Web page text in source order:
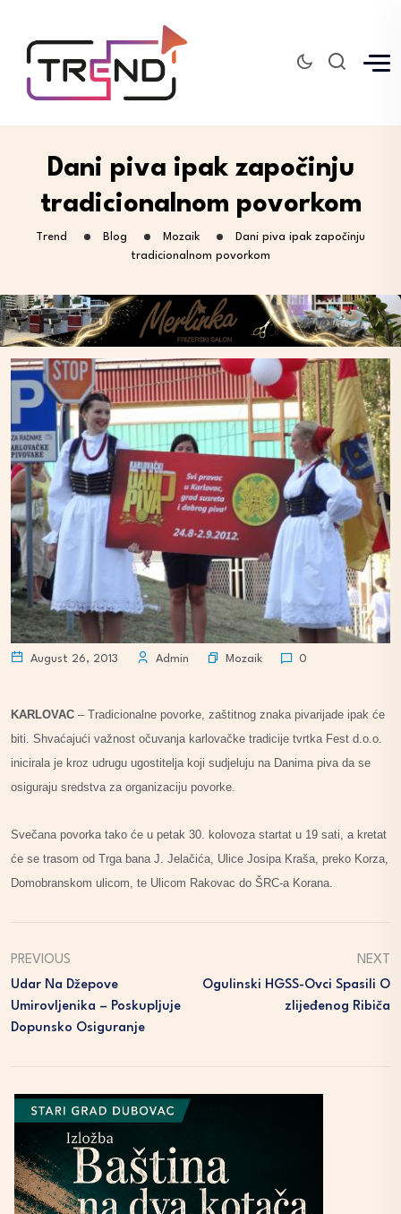
Dani piva ipak započinju
tradicionalnom povorkom
Trend Blog Mozaik
Dani piva ipak započinju
tradicionalnom povorkom
August 26, 2013 Admin Mozaik 0
KARLOVAC – Tradicionalne povorke, zaštitnog znaka pivarijade ipak će
biti. Shvaćajući važnost očuvanja karlovačke tradicije tvrtka Fest d.o.o.
inicirala je kroz udrugu ugostitelja koji sudjeluju na Danima piva da se
osiguraju sredstva za organizaciju povorke.
Svečana povorka tako će u petak 30. kolovoza startat u 19 sati, a kretat
će se trasom od Trga bana J. Jelačića, Ulice Josipa Kraša, preko Korza,
Domobranskom ulicom, te Ulicom Rakovac do ŠRC-a Korana.
PREVIOUS
Udar Na Džepove
Umirovljenika – Poskupljuje
Dopunsko Osiguranje
NEXT
Ogulinski HGSS-Ovci Spasili O
Zlijeđenog Ribiča